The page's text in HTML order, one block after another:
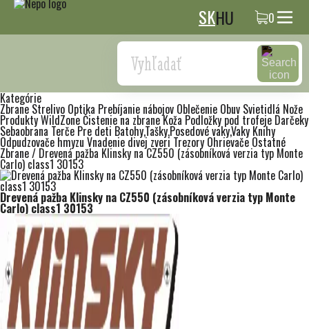
SKHU 0
Search
Kategórie
Zbrane Strelivo Optika Prebíjanie nábojov Oblečenie Obuv Svietidlá Nože
Produkty WildZoneČistenie na zbraneKoža Podložky pod trofeje Darčeky
Sebaobrana Terče Pre deti Batohy,Tašky,Posedové vaky,Vaky Knihy
Odpudzovače hmyzu Vnadenie divej zveri Trezory Ohrievače Ostatné
Zbrane/ Drevená pažba Klinsky na CZ550 (zásobníková verzia typ Monte
Carlo) class1 30153
Drevená pažba Klinsky na CZ550 (zásobníková verzia typ Monte
Carlo) class1 30153